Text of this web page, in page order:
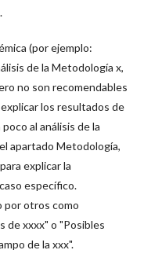
(por ejemplo:
de la Metodología x,
no son recomendables
los resultados de
al análisis de la
apartado Metodología,
explicar la
específico.
por otros como
de xxxx" o "Posibles
de la xxx".